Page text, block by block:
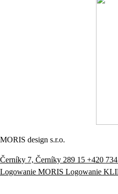
MORIS design s.r.o.
Černíky 7, Černíky 289 15 +420
Logowanie MORIS Logowanie